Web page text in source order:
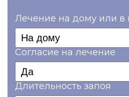
Лечение на дому или в
Согласие на лечение
Длительность запоя